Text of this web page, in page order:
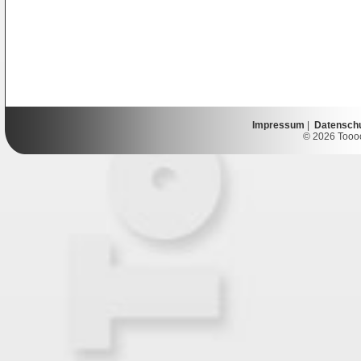
Impressum
© 2026